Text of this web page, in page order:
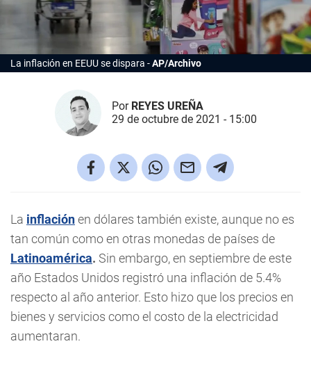
La inflación en EEUU se dispara AP/Archivo
Por REYES UREÑA
29 de octubre de 2021 - 15:00
La inflaciónen dólares también existe, aunque no es
tan común como en otras monedas de países de
Latinoamérica. Sin embargo, en septiembre de este
año Estados Unidos registró una inflación de 5.4%
respecto al año anterior. Esto hizo que los precios en
bienes y servicios como el costo de la electricidad
aumentaran.